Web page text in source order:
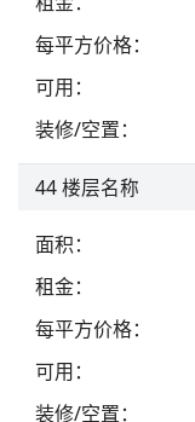
每平方价格：
可用：
装修/空置：
44楼层名称
面积：
租金：
每平方价格：
可用：
装修/空置：